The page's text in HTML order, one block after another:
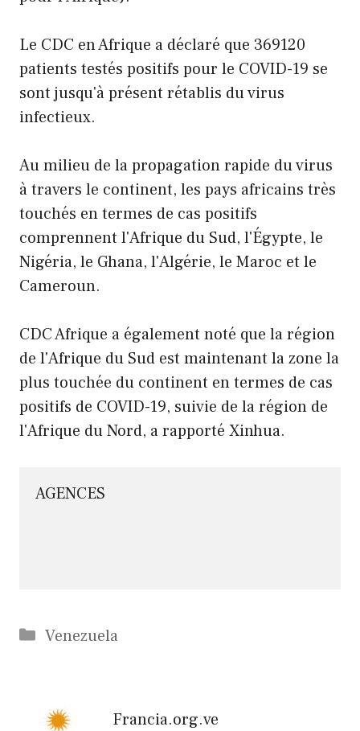
Le CDC en Afrique a déclaré que 369120
patients testés positifs pour le COVID-19 se
sont jusqu'à présent rétablis du virus
infectieux.
Au milieu de la propagation rapide du virus
à travers le continent, les pays africains très
touchés en termes de cas positifs
comprennent l'Afrique du Sud, l'Égypte, le
Nigéria, le Ghana, l'Algérie, le Maroc et le
Cameroun.
CDC Afrique a également noté que la région
de l'Afrique du Sud est maintenant la zone la
plus touchée du continent en termes de cas
positifs de COVID-19, suivie de la région de
l'Afrique du Nord, a rapporté Xinhua.
AGENCES
Catégories
Venezuela
Francia.org.ve